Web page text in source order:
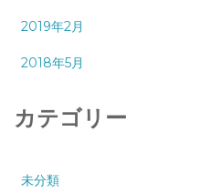
2019年2月
2018年5月
カテゴリー
未分類